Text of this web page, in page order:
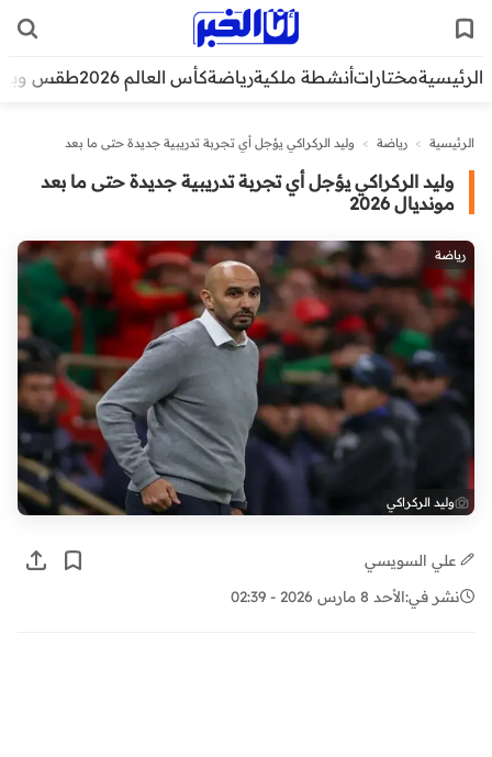
الرئيسيةمختاراتأنشطة ملكيةرياضةكأس العالم 2026 طقس
الرئيسية > رياضة >
وليد الركراكي يؤجل أي تجربة تدريبية جديدة حتى ما بعد
وليد الركراكي يؤجل أي تجربة تدريبية جديدة حتى ما بعد
مونديال 2026
رياضة
وليد الركراكي
علي السويسي
نشر في:الأحد 8 مارس 2026 - 02:39